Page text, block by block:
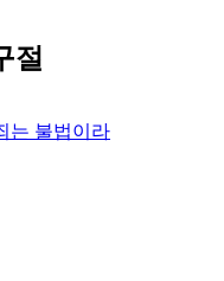
절
는 불법이라